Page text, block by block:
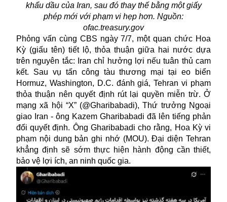
khẩu dầu của Iran, sau đó thay thế bằng một giấy
phép mới với phạm vi hẹp hơn. Nguồn:
ofac.treasury.gov
Phỏng vấn cùng CBS ngày 7/7, một quan chức Hoa
Kỳ (giấu tên) tiết lộ, thỏa thuận giữa hai nước dựa
trên nguyên tắc: Iran chỉ hưởng lợi nếu tuân thủ cam
kết. Sau vụ tấn công tàu thương mại tạieo biển
Hormuz, Washington, D.C. đánh giá, Tehran vi phạm
thỏa thuận nên quyết định rút lại quyền miễn trừ. Ở
mạng xã hội “X” (@Gharibabadi), Thứ trưởng Ngoại
giao Iran - ông Kazem Gharibabadi đã lên tiếng phản
đối quyết định. Ông Gharibabadi cho rằng, Hoa Kỳ vi
phạm nội dung bản ghi nhớ (MOU). Đại diện Tehran
khẳng định sẽ sớm thực hiện hành động cần thiết,
bảo vệ lợi ích, an ninh quốc gia.